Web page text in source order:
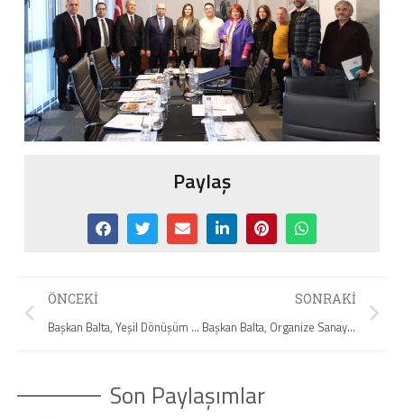
Paylaş
ÖNCEKI
Başkan Balta, Yeşil Dönüşüm Sürecinde Sanayicinin Rolü: İklim, Çevre ve Su Perspektifi Etkinliğine Katıldı
SONRAKI
Başkan Balta, Organize Sanayi Bölgelerinde Meslek Yüksekokullarının Yaygınlaştırılması Toplantısına Katıldı
Son Paylaşımlar